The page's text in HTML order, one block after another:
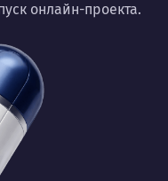
онлайн-проекта.